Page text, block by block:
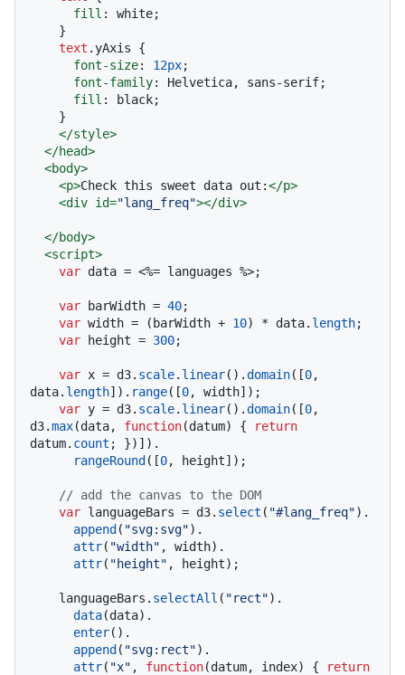
fill : white;
text .yAxis {
font-size: 12px;
font-family: Helvetica, sans-serif;
fill : black;
</style>
</head>
<body>
<p>Check this sweet data out:</p>
<div id="lang_freq"></div>
</body>
<script>
var data = <%= languages %>;
var barWidth = 40;
var width = (barWidth + 10) * data. length;
var height = 300;
var x = d3. scale. linear().domain([0,
data. length]). range([0, width]);
var y = d3. scale. linear().domain([0,
d3.max(data, function(datum) {
return
datum. count ; })]).
rangeRound([0, height]);
// add the canvas to the DOM
var languageBars = d3. select ( "#lang_freq").
append( "svg:svg").
attr( "width" , width).
attr( "height" , height);
    languageBars.
selectAll ( "rect").
data(data).
enter().
append( "svg:rect").
attr( "x" , function(datum, index) {
return